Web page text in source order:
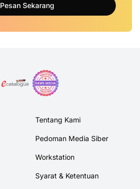
Pesan Sekarang
Tentang Kami
Pedoman Media Siber
Workstation
Syarat & Ketentuan